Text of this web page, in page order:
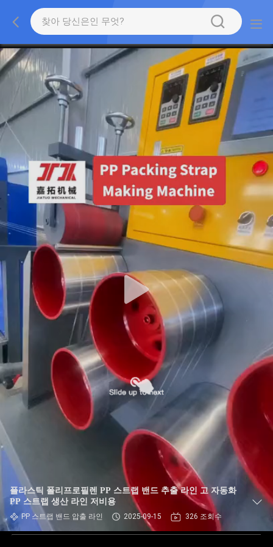
플라스틱 폴리프로필렌 PP 스트랩 밴드 추출 라인 고 자동화
PP 스트랩 생산 라인 저비용
PP 스트랩 밴드 압출 라인 2025-09-15 326 조회수